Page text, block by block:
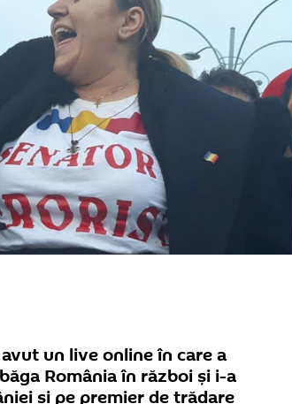
un live online în care a
România în război și i-a
și pe premier de trădare